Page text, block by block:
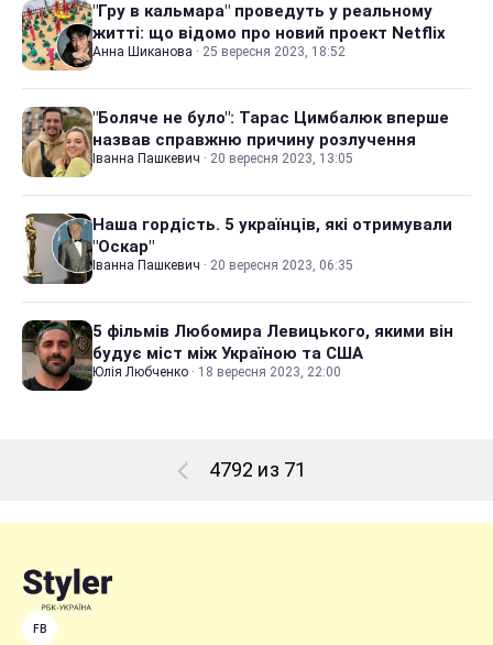
"Гру в кальмара" проведуть у реальному
житті: що відомо про новий проект Netflix
Анна Шиканова · 25 вересня 2023, 18:52
"Боляче не було": Тарас Цимбалюк вперше
назвав справжню причину розлучення
Іванна Пашкевич · 20 вересня 2023, 13:05
Наша гордість. 5 українців, які отримували
"Оскар"
Іванна Пашкевич · 20 вересня 2023, 06:35
5 фільмів Любомира Левицького, якими він
будує міст між Україною та США
Юлія Любченко · 18 вересня 2023, 22:00
4792 из 71
FB